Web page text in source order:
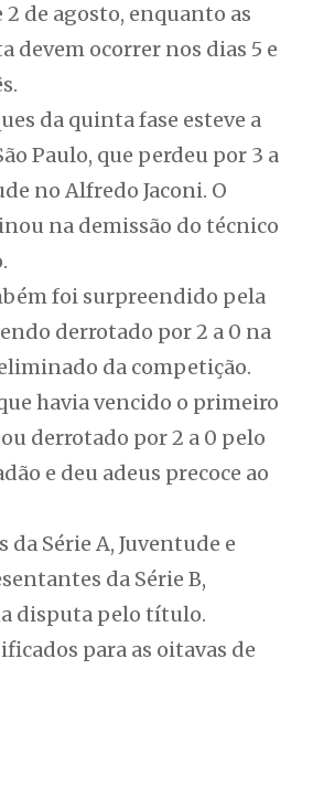
2 de agosto, enquanto as
devem ocorrer nos dias 5 e
da quinta fase esteve a
Paulo, que perdeu por 3 a
no Alfredo Jaconi. O
na demissão do técnico
foi surpreendido pela
derrotado por 2 a 0 na
da competição.
havia vencido o primeiro
derrotado por 2 a 0 pelo
e deu adeus precoce ao
da Série A, Juventude e
da Série B,
disputa pelo título.
para as oitavas de